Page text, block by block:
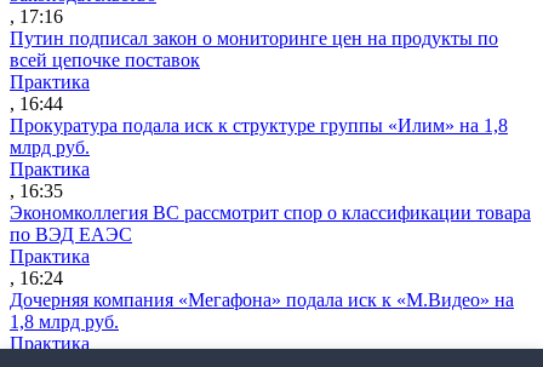
, 17:16
Путин подписал закон о мониторинге цен на продукты по
всей цепочке поставок
Практика
, 16:44
Прокуратура подала иск к структуре группы «Илим» на 1,8
млрд руб.
Практика
, 16:35
Экономколлегия ВС рассмотрит спор о классификации товара
по ВЭД ЕАЭС
Практика
, 16:24
Дочерняя компания «Мегафона» подала иск к «М.Видео» на
1,8 млрд руб.
Практика